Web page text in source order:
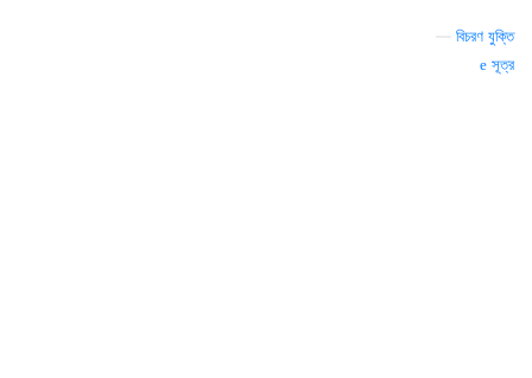
বিচরণ যুক্তি
সূত্র